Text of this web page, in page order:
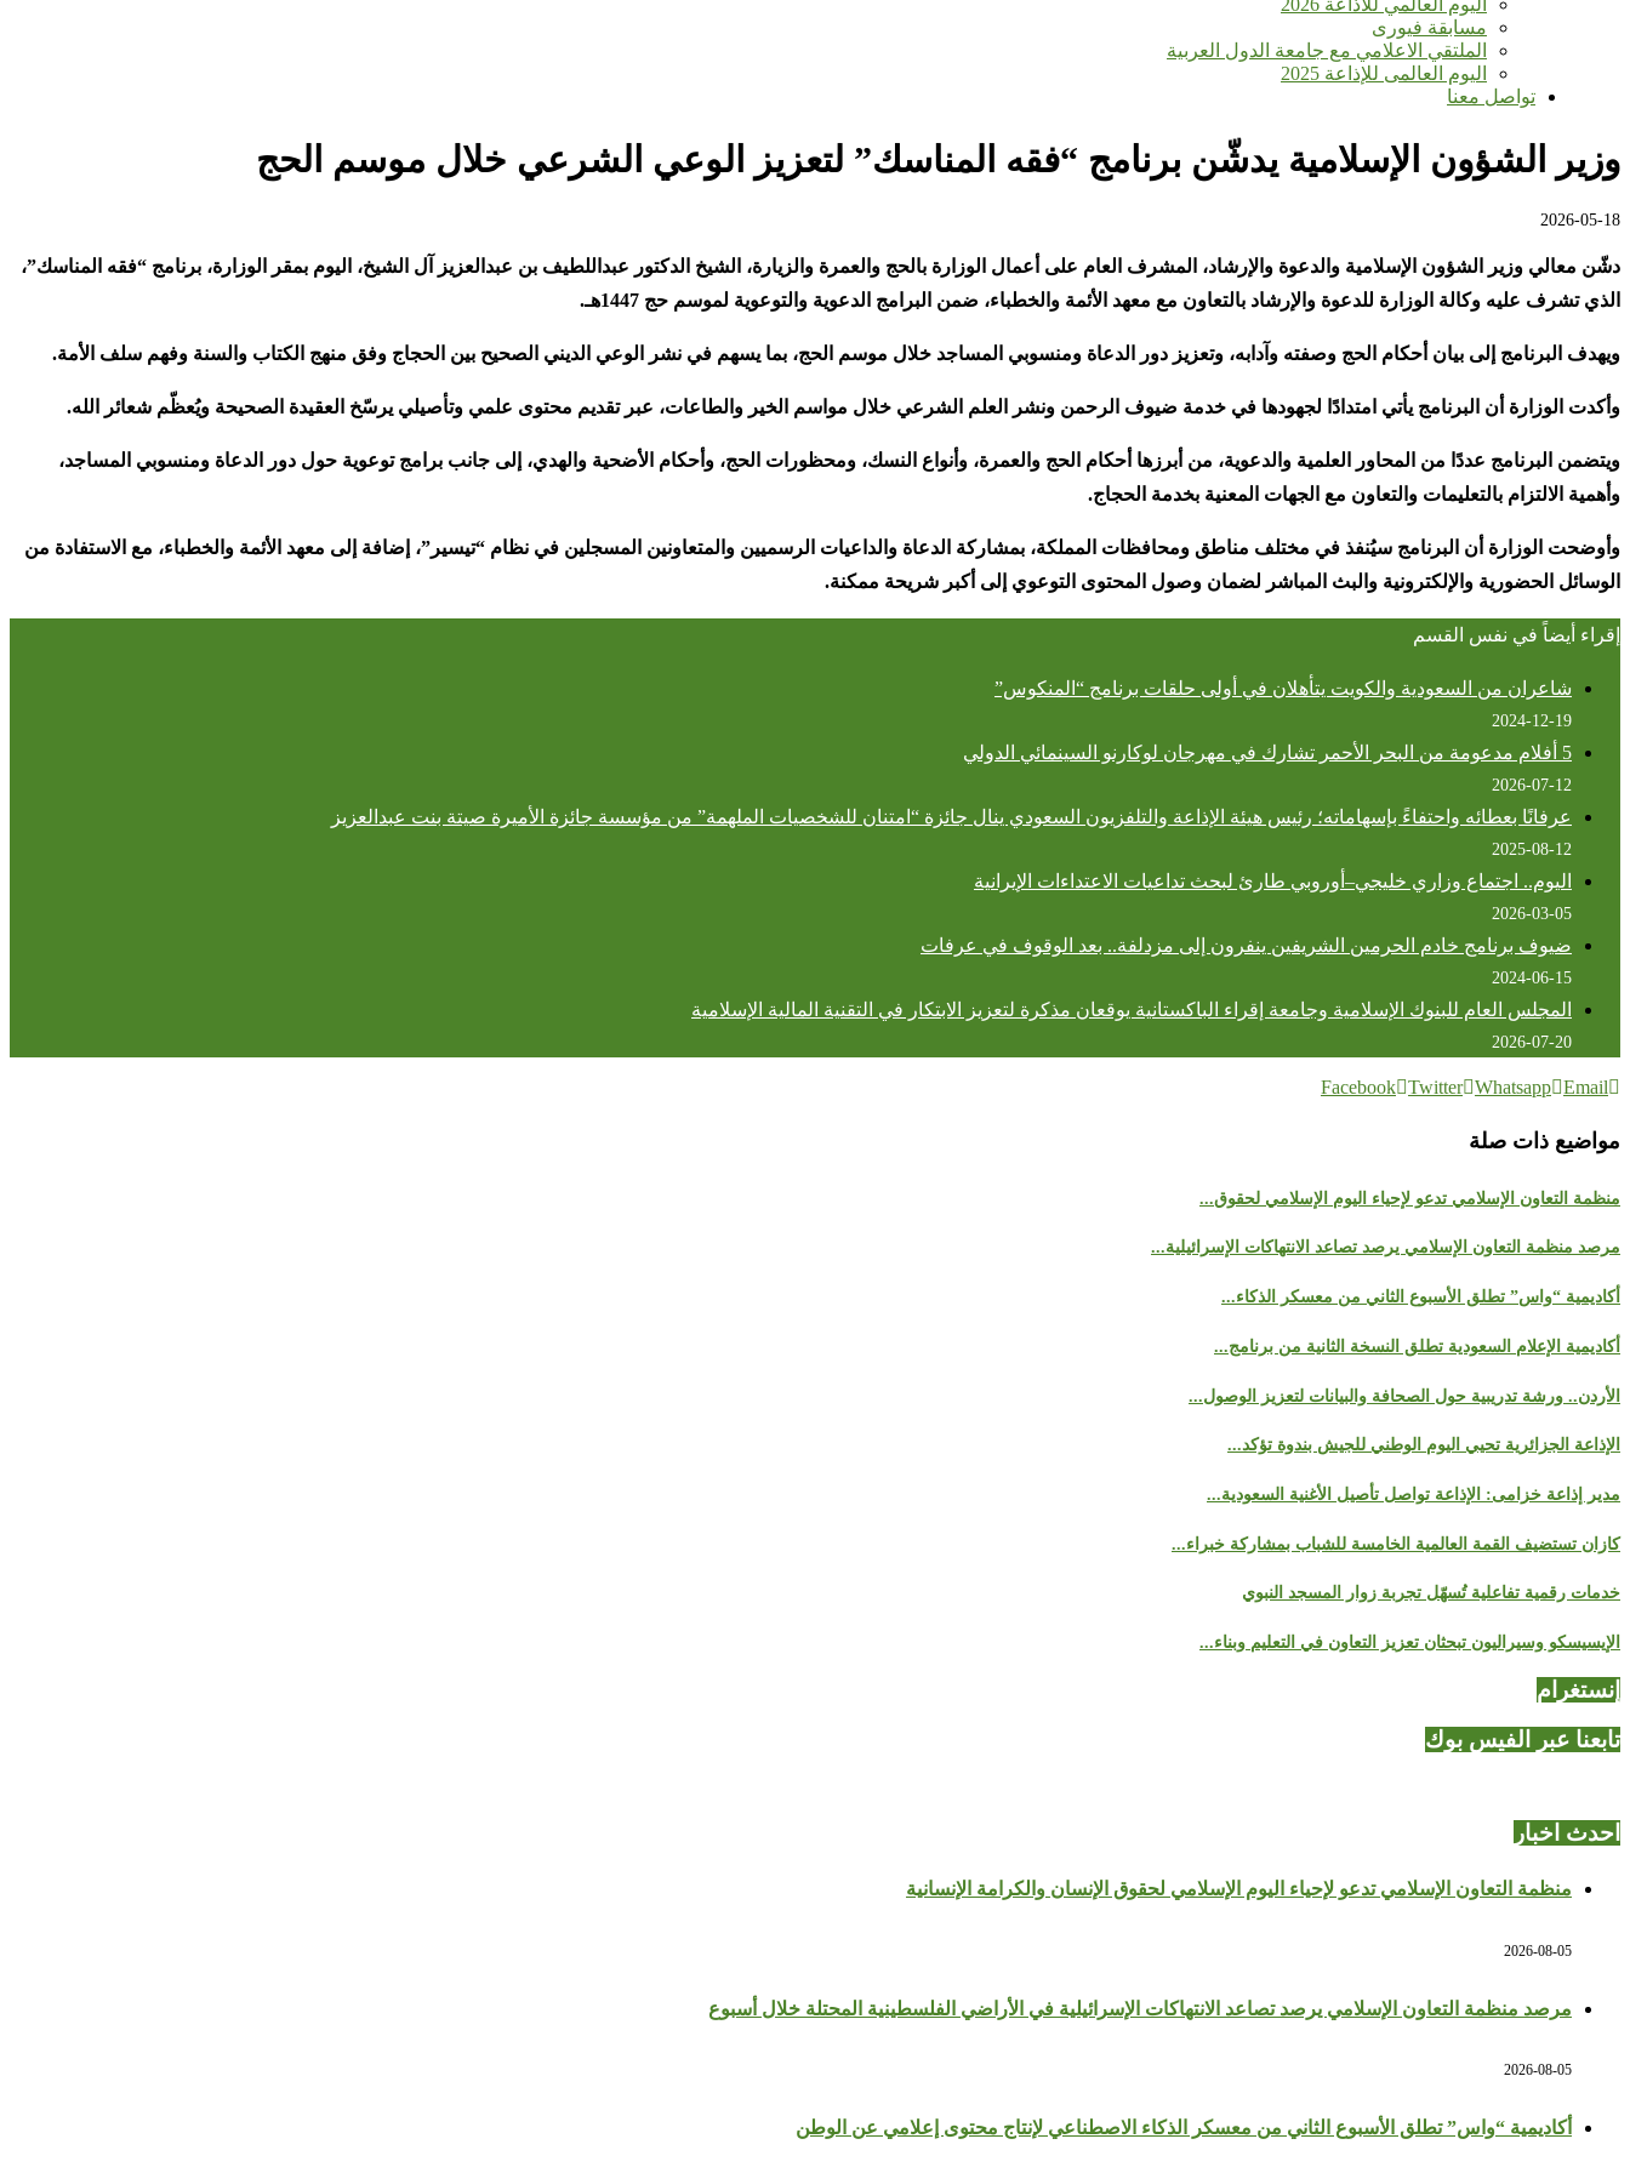
اليوم العالمي للأذاعة 2026
مسابقة فيورى
الملتقي الاعلامي مع جامعة الدول العربية
اليوم العالمى للإذاعة 2025
تواصل معنا
وزير الشؤون الإسلامية يدشّن برنامج “فقه المناسك” لتعزيز الوعي الشرعي خلال موسم الحج
2026-05-18
دشّن معالي وزير الشؤون الإسلامية والدعوة والإرشاد، المشرف العام على أعمال الوزارة بالحج والعمرة والزيارة، الشيخ الدكتور عبداللطيف بن عبدالعزيز آل الشيخ، اليوم بمقر الوزارة، برنامج “فقه المناسك”،
الذي تشرف عليه وكالة الوزارة للدعوة والإرشاد بالتعاون مع معهد الأئمة والخطباء، ضمن البرامج الدعوية والتوعوية لموسم حج 1447هـ
.
ويهدف البرنامج إلى بيان أحكام الحج وصفته وآدابه، وتعزيز دور الدعاة ومنسوبي المساجد خلال موسم الحج، بما يسهم في نشر الوعي الديني الصحيح بين الحجاج وفق منهج الكتاب والسنة وفهم سلف الأمة.
وأكدت الوزارة أن البرنامج يأتي امتدادًا لجهودها في خدمة ضيوف الرحمن ونشر العلم الشرعي خلال مواسم الخير والطاعات، عبر تقديم محتوى علمي وتأصيلي يرسّخ العقيدة الصحيحة ويُعظّم شعائر الله.
ويتضمن البرنامج عددًا من المحاور العلمية والدعوية، من أبرزها أحكام الحج والعمرة، وأنواع النسك، ومحظورات الحج، وأحكام الأضحية والهدي، إلى جانب برامج توعوية حول دور الدعاة ومنسوبي المساجد،
وأهمية الالتزام بالتعليمات والتعاون مع الجهات المعنية بخدمة الحجاج.
وأوضحت الوزارة أن البرنامج سيُنفذ في مختلف مناطق ومحافظات المملكة، بمشاركة الدعاة والداعيات الرسميين والمتعاونين المسجلين في نظام “تيسير”، إضافة إلى معهد الأئمة والخطباء، مع الاستفادة من
الوسائل الحضورية والإلكترونية والبث المباشر لضمان وصول المحتوى التوعوي إلى أكبر شريحة ممكنة.
إقراء أيضاً في نفس القسم
شاعران من السعودية والكويت يتأهلان في أولى حلقات برنامج “المنكوس”
2024-12-19
5 أفلام مدعومة من البحر الأحمر تشارك في مهرجان لوكارنو السينمائي الدولي
2026-07-12
عرفانًا بعطائه واحتفاءً بإسهاماته؛ رئيس هيئة الإذاعة والتلفزيون السعودي ينال جائزة “امتنان للشخصيات الملهمة” من مؤسسة جائزة الأميرة صيتة بنت عبدالعزيز
2025-08-12
اليوم.. اجتماع وزاري خليجي–أوروبي طارئ لبحث تداعيات الاعتداءات الإيرانية
2026-03-05
ضيوف برنامج خادم الحرمين الشريفين ينفرون إلى مزدلفة.. بعد الوقوف في عرفات
2024-06-15
المجلس العام للبنوك الإسلامية وجامعة إقراء الباكستانية يوقعان مذكرة لتعزيز الابتكار في التقنية المالية الإسلامية
2026-07-20
Facebook Twitter Whatsapp Email
مواضيع ذات صلة
منظمة التعاون الإسلامي تدعو لإحياء اليوم الإسلامي لحقوق...
مرصد منظمة التعاون الإسلامي يرصد تصاعد الانتهاكات الإسرائيلية...
أكاديمية “واس” تطلق الأسبوع الثاني من معسكر الذكاء...
أكاديمية الإعلام السعودية تطلق النسخة الثانية من برنامج...
الأردن.. ورشة تدريبية حول الصحافة والبيانات لتعزيز الوصول...
الإذاعة الجزائرية تحيي اليوم الوطني للجيش بندوة تؤكد...
مدير إذاعة خزامى: الإذاعة تواصل تأصيل الأغنية السعودية...
كازان تستضيف القمة العالمية الخامسة للشباب بمشاركة خبراء...
خدمات رقمية تفاعلية تُسهّل تجربة زوار المسجد النبوي
الإيسيسكو وسيراليون تبحثان تعزيز التعاون في التعليم وبناء...
إنستغرام
تابعنا عبر الفيس بوك
احدث اخبار
منظمة التعاون الإسلامي تدعو لإحياء اليوم الإسلامي لحقوق الإنسان والكرامة الإنسانية
2026-08-05
مرصد منظمة التعاون الإسلامي يرصد تصاعد الانتهاكات الإسرائيلية في الأراضي الفلسطينية المحتلة خلال أسبوع
2026-08-05
أكاديمية “واس” تطلق الأسبوع الثاني من معسكر الذكاء الاصطناعي لإنتاج محتوى إعلامي عن الوطن